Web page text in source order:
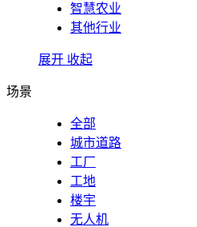
智慧农业
其他行业
展开 收起
场景
全部
城市道路
工厂
工地
楼宇
无人机